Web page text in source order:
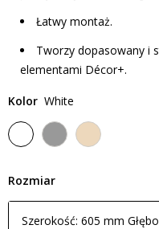
Łatwy montaż.
Tworzy dopasowany i
elementami Décor+.
Kolor White
Rozmiar
Szerokość: 605 mm